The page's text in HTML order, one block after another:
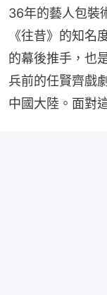
36年的藝人包裝
《往昔》的知名
的幕後推手，也
兵前的任賢齊戲
中國大陸。面對